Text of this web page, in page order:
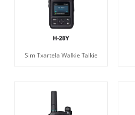
Sim Txartela Walkie Talkie